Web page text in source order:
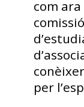
com
per